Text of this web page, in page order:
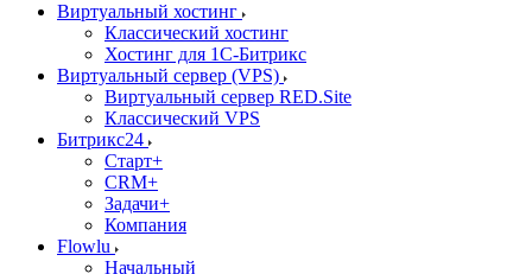
Виртуальный хостинг
Классический хостинг
Хостинг для 1С-Битрикс
Виртуальный сервер (VPS)
Виртуальный сервер RED.Site
Классический VPS
Битрикс24
Старт+
CRM+
Задачи+
Компания
Flowlu
Начальный